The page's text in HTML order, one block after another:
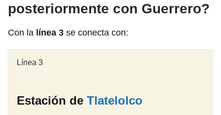
posteriormente con Guerrero?
Con la línea 3 se conecta con:
Línea 3
Estación de Tlatelolco